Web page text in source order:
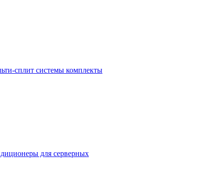
сплит системы комплекты
для серверных